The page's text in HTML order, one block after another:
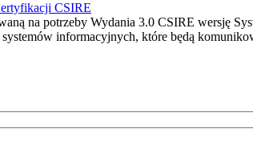
CSIRE
na potrzeby Wydania 3.0 CSIRE wersję
informacyjnych, które będą